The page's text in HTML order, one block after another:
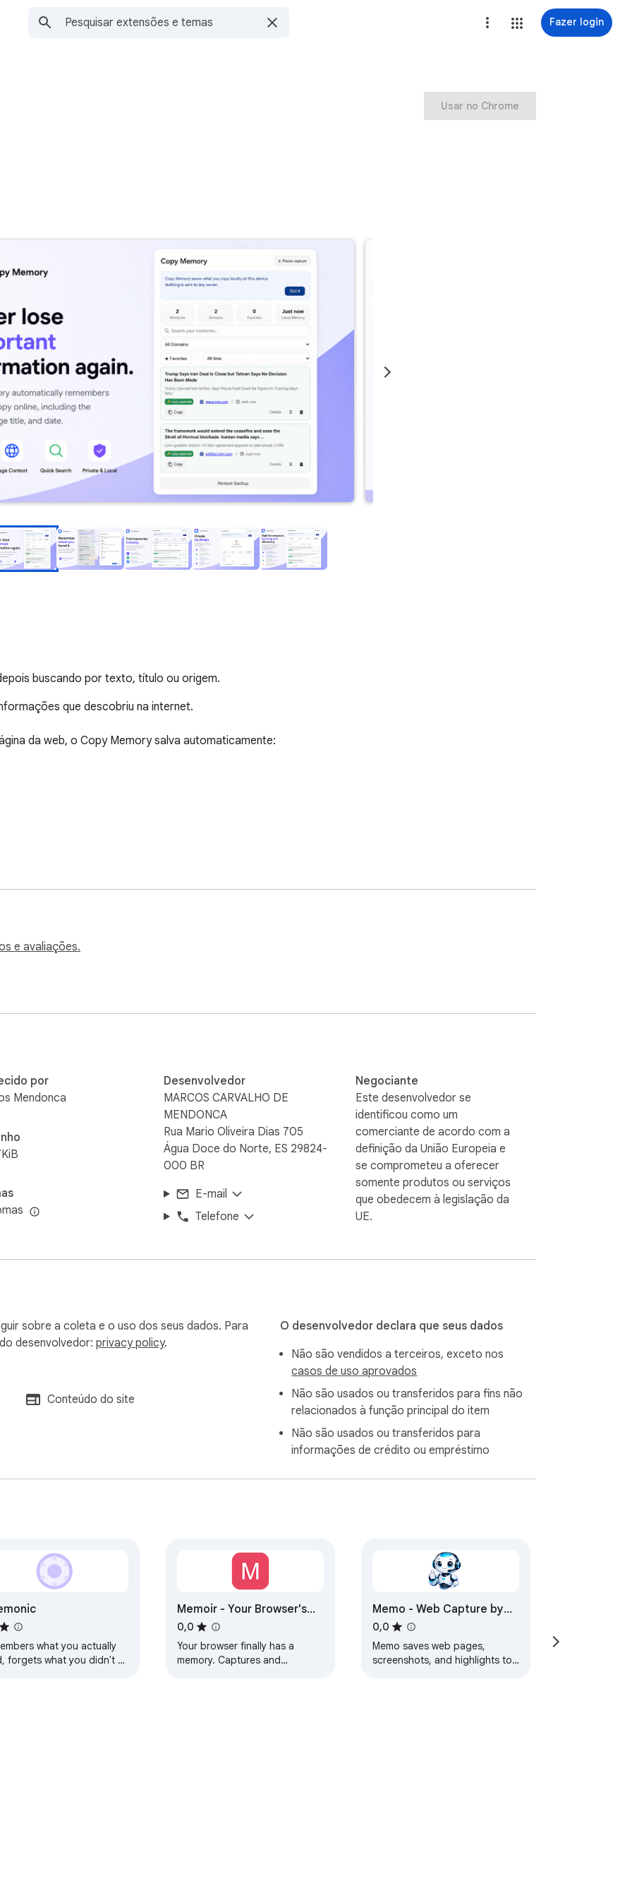
Fazer login
Usar no Chrome
buscando por texto, título ou origem.
que descobriu na internet.
da web, o Copy Memory salva automaticamente:
no seu dispositivo.
tarde
você a encontrar informações copiadas anteriormente, preservando o contexto original de onde elas
e avaliações.
por
Mendonca
Desenvolvedor
MARCOS CARVALHO DE
MENDONCA
Rua Mario Oliveira Dias 705
Água Doce do Norte, ES 29824-
000 BR
E-mail
Telefone
Negociante
Este desenvolvedor se
identificou como um
comerciante de acordo com a
definição da União Europeia e
se comprometeu a oferecer
somente produtos ou serviços
que obedecem à legislação da
UE.
sobre a coleta e o uso dos seus dados. Para
desenvolvedor: privacy policy.
Conteúdo do site
O desenvolvedor declara que seus dados
Não são vendidos a terceiros, exceto nos
casos de uso aprovados
Não são usados ou transferidos para fins não
relacionados à função principal do item
Não são usados ou transferidos para
informações de crédito ou empréstimo
what you actually
forgets what you didn't –
Memoir - Your Browser's
Memory
0,0
Your browser finally has a
memory. Captures and
Memo - Web Capture by
MemorySpace
0,0
Memo saves web pages,
screenshots, and highlights to